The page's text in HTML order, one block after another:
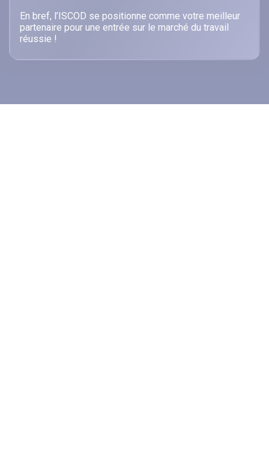
En bref, l’ISCOD se positionne comme votre meilleur
partenaire pour une entrée sur le marché du travail
réussie !